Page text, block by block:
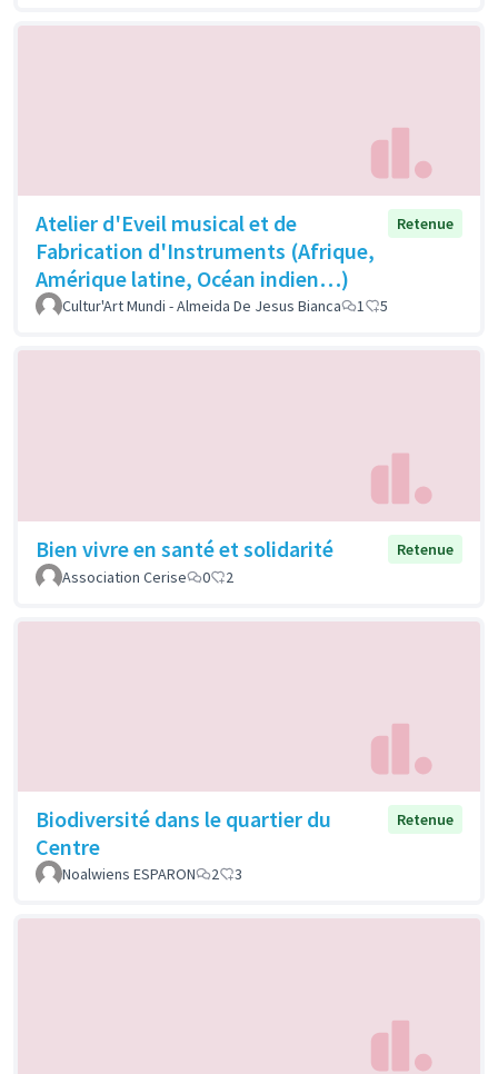
Atelier d'Eveil musical et de
Fabrication d'Instruments (Afrique,
Amérique latine, Océan indien…)
Retenue
Cultur'Art Mundi - Almeida De Jesus Bianca 1 5
Bien vivre en santé et solidarité
Retenue
Association Cerise
0 2
Biodiversité dans le quartier du
Centre
Retenue
Noalwiens ESPARON 2 3